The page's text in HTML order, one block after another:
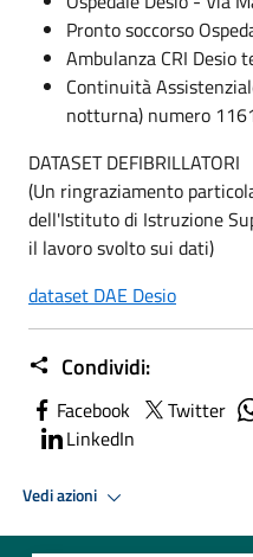
Pronto soccorso
Ambulanza CRI Desio
Continuità
notturna) numero
DATASET DEFIBRILLATORI
(Un ringraziamento
dell'Istituto di Istruzione
il lavoro svolto sui dati)
dataset DAE Desio
Condividi:
Facebook Twitter
LinkedIn
Vedi azioni